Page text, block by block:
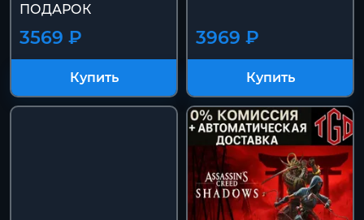
ПОДАРОК
3569 ₽
Купить
3969 ₽
Купить